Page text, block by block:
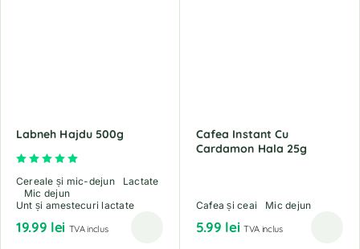
Labneh Hajdu 500g
Cereale și mic-dejun
Lactate
Mic dejun
Unt și amestecuri lactate
19.99 lei TVA inclus
Cafea Instant Cu
Cardamon Hala 25g
Cafea și ceai Mic dejun
5.99 lei TVA inclus